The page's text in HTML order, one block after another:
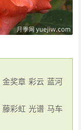
金奖章 彩云 蓝河
藤彩虹 光谱 马车